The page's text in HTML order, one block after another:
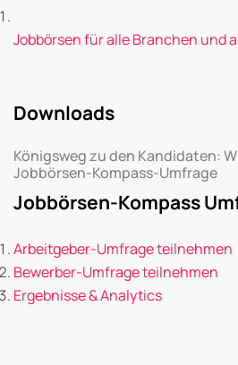
Jobbörsen für alle Branchen und
Downloads
Königsweg zu den Kandidaten:
Jobbörsen-Kompass-Umfrage
Jobbörsen-Kompass
Arbeitgeber-Umfrage teilnehmen
Bewerber-Umfrage teilnehmen
Ergebnisse & Analytics